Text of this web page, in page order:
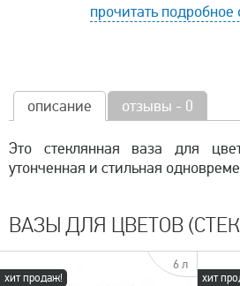
прочитать подробное
описание отзывы - 0
Это стеклянная ваза для
утонченная и стильная
ВАЗЫ ДЛЯ ЦВЕТОВ
хит продаж!
6 л
хит